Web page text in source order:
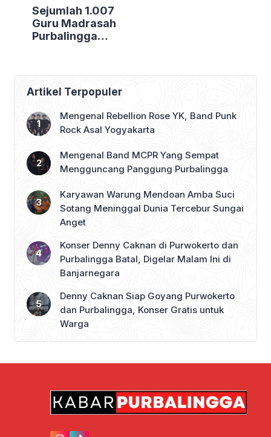
Sejumlah 1.007
Guru Madrasah
Purbalingga
Purbalingga Beri
Dukungan Penuh
Artikel Terpopuler
Mengenal Rebellion Rose YK, Band Punk
Rock Asal Yogyakarta
Mengenal Band MCPR Yang Sempat
Mengguncang Panggung Purbalingga
Karyawan Warung Mendoan Amba Suci
Sotang Meninggal Dunia Tercebur Sungai
Anget
Konser Denny Caknan di Purwokerto dan
Purbalingga Batal, Digelar Malam Ini di
Banjarnegara
Denny Caknan Siap Goyang Purwokerto
dan Purbalingga, Konser Gratis untuk
Warga